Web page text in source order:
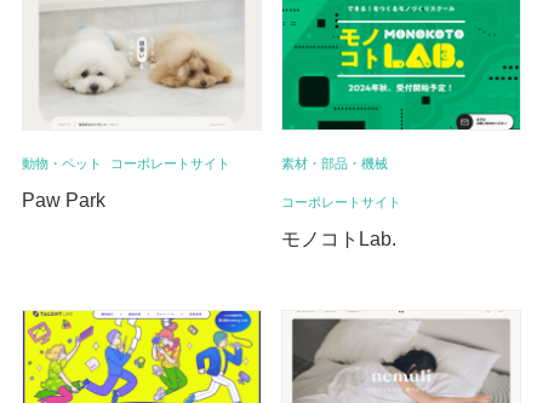
動物・ペット コーポレートサイト
Paw Park
素材・部品・機械
コーポレートサイト
モノコトLab.